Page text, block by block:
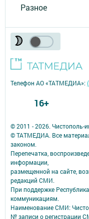
Разное
© 2011 - 2026.
© ТАТМЕДИА. Все
законом.
Перепечатка,
информации,
размещенной на сайте,
редакций СМИ.
При поддержке
коммуникациям.
Наименование СМИ:
№ записи о регистрации
Телефон АО «ТАТМЕДИА»:
16+